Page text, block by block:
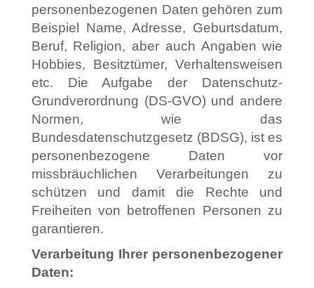
personenbezogenen Daten gehören zum
Beispiel Name, Adresse, Geburtsdatum,
Beruf, Religion, aber auch Angaben wie
Hobbies, Besitztümer, Verhaltensweisen
etc. Die Aufgabe der Datenschutz-
Grundverordnung (DS-GVO) und andere
Normen, wie das
Bundesdatenschutzgesetz (BDSG), ist es
personenbezogene Daten vor
missbräuchlichen Verarbeitungen zu
schützen und damit die Rechte und
Freiheiten von betroffenen Personen zu
garantieren.
Verarbeitung Ihrer personenbezogener
Daten: